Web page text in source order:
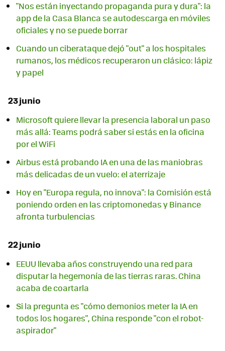
"Nos están inyectando propaganda pura y dura": la
app de la Casa Blanca se autodescarga en móviles
oficiales y no se puede borrar
Cuando un ciberataque dejó "out" a los hospitales
rumanos, los médicos recuperaron un clásico: lápiz
y papel
23 junio
Microsoft quiere llevar la presencia laboral un paso
más allá: Teams podrá saber si estás en la oficina
por el WiFi
Airbus está probando IA en una de las maniobras
más delicadas de un vuelo: el aterrizaje
Hoy en "Europa regula, no innova": la Comisión está
poniendo orden en las criptomonedas y Binance
afronta turbulencias
22 junio
EEUU llevaba años construyendo una red para
disputar la hegemonía de las tierras raras. China
acaba de coartarla
Si la pregunta es "cómo demonios meter la IA en
todos los hogares", China responde "con el robot-
aspirador"